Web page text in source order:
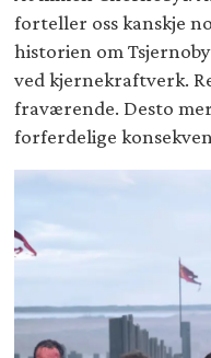
forteller oss kanskje
historien om
ved kjernekraftverk.
fraværende. Desto
forferdelige